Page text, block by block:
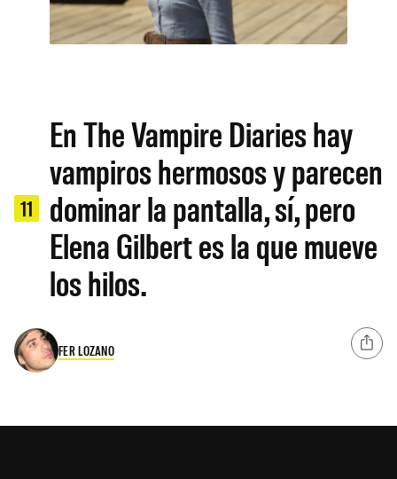
11
En The Vampire Diaries hay
vampiros hermosos y parecen
dominar la pantalla, sí, pero
Elena Gilbert es la que mueve
los hilos.
FER LOZANO